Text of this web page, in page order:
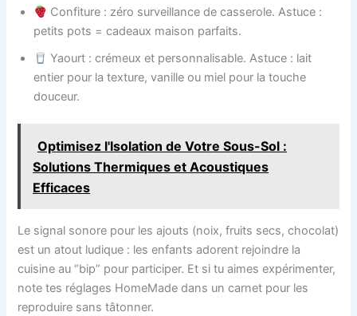
Confiture : zéro surveillance de casserole. Astuce :
petits pots = cadeaux maison parfaits.
Yaourt : crémeux et personnalisable. Astuce : lait
entier pour la texture, vanille ou miel pour la touche
douceur.
Optimisez l'Isolation de Votre Sous-Sol :
Solutions Thermiques et Acoustiques
Efficaces
Le signal sonore pour les ajouts (noix, fruits secs, chocolat)
est un atout ludique : les enfants adorent rejoindre la
cuisine au “bip” pour participer. Et si tu aimes expérimenter,
note tes réglages HomeMade dans un carnet pour les
reproduire sans tâtonner.